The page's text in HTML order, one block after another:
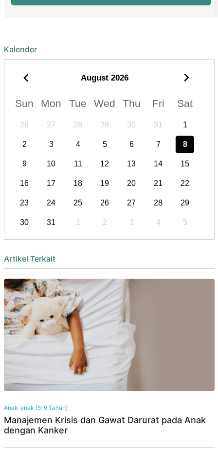
Kalender
August 2026
Sun Mon Tue Wed Thu Fri Sat
26 27 28 29 30 31 1
2 3 4 5 6 7 8
9 10 11 12 13 14 15
16 17 18 19 20 21 22
23 24 25 26 27 28 29
30 31 1 2 3 4 5
Artikel Terkait
Anak-anak (5-9 Tahun)
Manajemen Krisis dan Gawat Darurat pada Anak
dengan Kanker